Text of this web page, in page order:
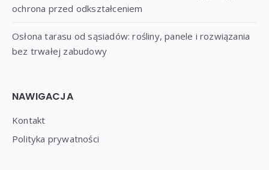
ochrona przed odkształceniem
Osłona tarasu od sąsiadów: rośliny, panele i rozwiązania
bez trwałej zabudowy
NAWIGACJA
Kontakt
Polityka prywatności